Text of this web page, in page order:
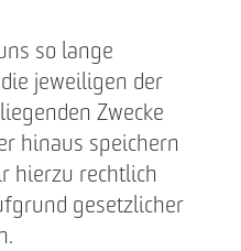
so lange
jeweiligen der
Zwecke
hinaus speichern
hierzu rechtlich
gesetzlicher